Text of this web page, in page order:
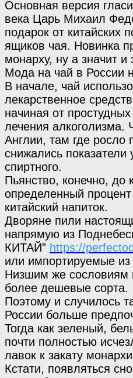
Основная версия
века Царь Михаил
подарок от китайских
ящиков чая. Новинка
монарху, ну а значит и
Мода на чай в России
В начале, чай
лекарственное
начиная от
лечения алкоголизма.
Англии, там где росло
снижались показатели
спиртного.
Пьянство, конечно, до
определенный
китайский напиток.
Дворяне пили
напрямую из
КИТАЙ” https://
или импортируемые
Низшим же сословиям
более дешевые сорта.
Поэтому и случилось
России больше
Тогда как зеленый,
почти полностью
лавок к закату
Кстати, появляться